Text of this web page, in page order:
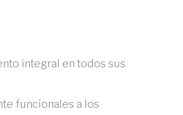
integral en todos sus
funcionales a los